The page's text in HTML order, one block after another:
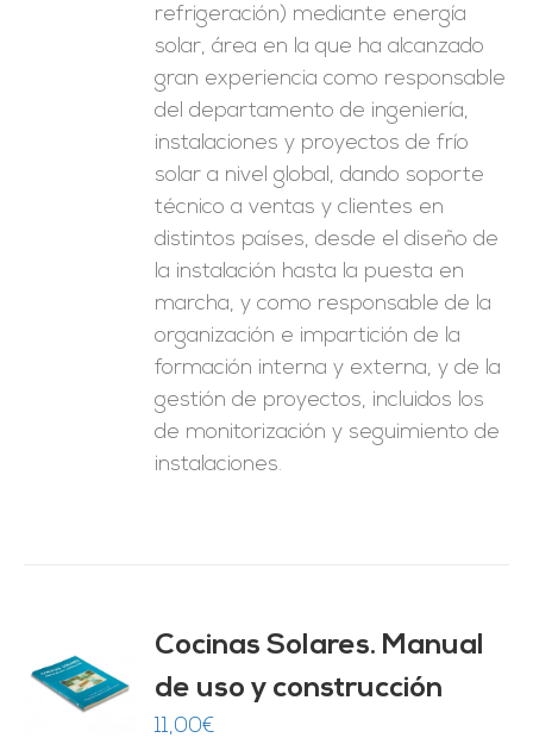
refrigeración) mediante energía
solar, área en la que ha alcanzado
gran experiencia como responsable
del departamento de ingeniería,
instalaciones y proyectos de frío
solar a nivel global, dando soporte
técnico a ventas y clientes en
distintos países, desde el diseño de
la instalación hasta la puesta en
marcha, y como responsable de la
organización e impartición de la
formación interna y externa, y de la
gestión de proyectos, incluidos los
de monitorización y seguimiento de
instalaciones.
Cocinas Solares. Manual
de uso y construcción
11,00€